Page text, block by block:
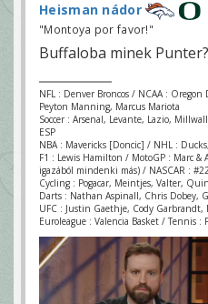
Heisman nádor
"Montoya por favor!"
Buffaloba minek Punter?
NFL : Denver Broncos / NCAA :
Peyton Manning, Marcus Mariota
Soccer : Arsenal, Levante, Lazio,
ESP
NBA : Mavericks [Doncic] / NHL :
F1 : Lewis Hamilton / MotoGP : Marc &
igazából mindenki más) / NASCAR :
Cycling : Pogacar, Meintjes, Valter,
Darts : Nathan Aspinall, Chris Dobey,
UFC : Justin Gaethje, Cody
Euroleague : Valencia Basket / Tennis :